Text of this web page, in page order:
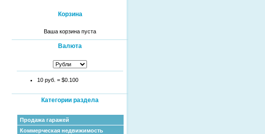
Корзина
Ваша корзина пуста
Валюта
10 руб. = $0.100
Категории раздела
Продажа гаражей
Коммерческая недвижимость